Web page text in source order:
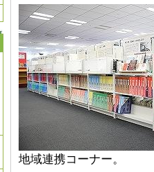
地域連携コーナー。